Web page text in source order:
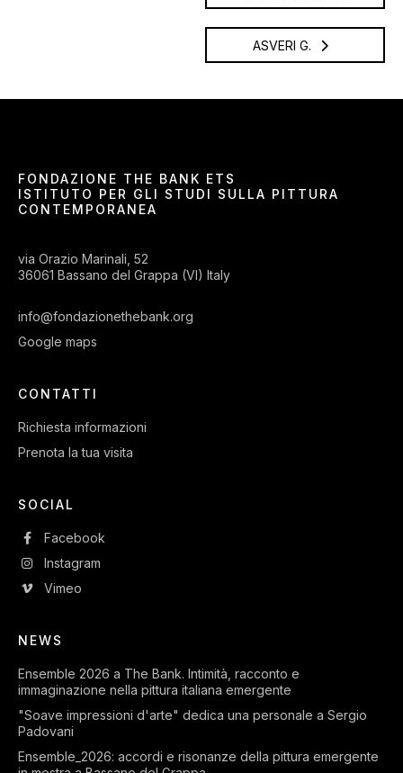
ASVERI G.
FONDAZIONE THE BANK ETS
ISTITUTO PER GLI STUDI SULLA PITTURA
CONTEMPORANEA
via Orazio Marinali, 52
36061 Bassano del Grappa (VI) Italy
info@fondazionethebank.org
Google maps
CONTATTI
Richiesta informazioni
Prenota la tua visita
SOCIAL
Facebook
Instagram
Vimeo
NEWS
Ensemble 2026 a The Bank. Intimità, racconto e
immaginazione nella pittura italiana emergente
"Soave impressioni d'arte" dedica una personale a Sergio
Padovani
Ensemble_2026: accordi e risonanze della pittura emergente